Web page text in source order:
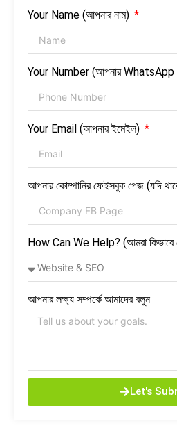
Your Name (আপনার নাম)
Your Number (আপনার WhatsApp
Your Email (আপনার ইমেইল)
আপনার কোম্পানির ফেইসবুক পেজ (যদি
How Can We Help? (আমরা কিভাবে
আপনার লক্ষ্য সম্পর্কে আমাদের বলুন
Let's